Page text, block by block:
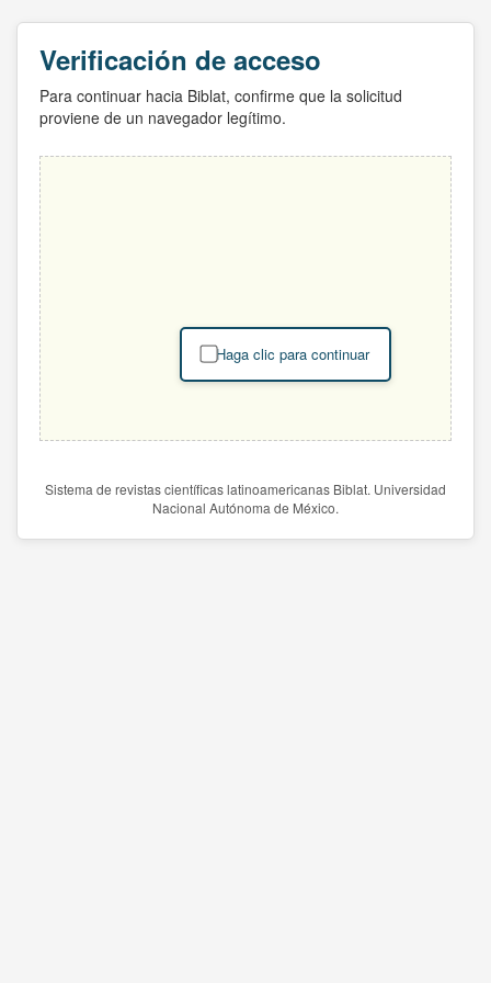
Verificación de acceso
Para continuar hacia Biblat, confirme que la solicitud
proviene de un navegador legítimo.
Haga clic para continuar
Sistema de revistas científicas latinoamericanas Biblat. Universidad
Nacional Autónoma de México.